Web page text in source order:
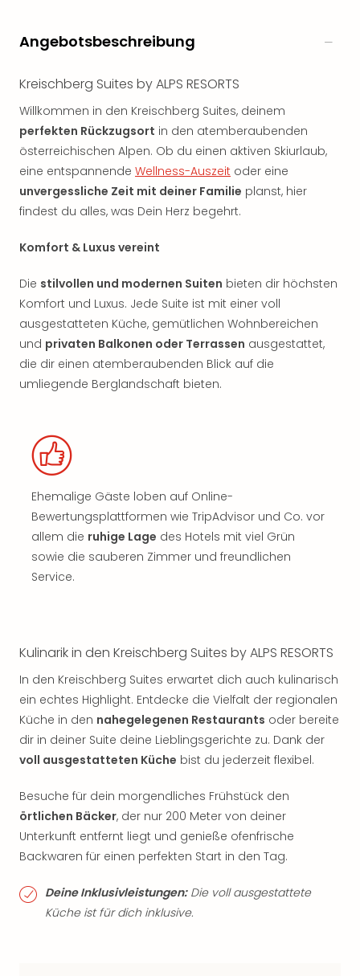
Angebotsbeschreibung
Kreischberg Suites by ALPS RESORTS
Willkommen in den Kreischberg Suites, deinem
perfekten Rückzugsort in den atemberaubenden
österreichischen Alpen. Ob du einen aktiven Skiurlaub,
eine entspannende Wellness-Auszeit oder eine
unvergessliche Zeit mit deiner Familie planst, hier
findest du alles, was Dein Herz begehrt.
Komfort & Luxus vereint
Die stilvollen und modernen Suiten bieten dir höchsten
Komfort und Luxus. Jede Suite ist mit einer voll
ausgestatteten Küche, gemütlichen Wohnbereichen
und privaten Balkonen oder Terrassen ausgestattet,
die dir einen atemberaubenden Blick auf die
umliegende Berglandschaft bieten.
Ehemalige Gäste loben auf Online-
Bewertungsplattformen wie TripAdvisor und Co. vor
allem die ruhige Lage des Hotels mit viel Grün
sowie die sauberen Zimmer und freundlichen
Service.
Kulinarik in den Kreischberg Suites by ALPS RESORTS
In den Kreischberg Suites erwartet dich auch kulinarisch
ein echtes Highlight. Entdecke die Vielfalt der regionalen
Küche in den nahegelegenen Restaurants oder bereite
dir in deiner Suite deine Lieblingsgerichte zu. Dank der
voll ausgestatteten Küche bist du jederzeit flexibel.
Besuche für dein morgendliches Frühstück den
örtlichen Bäcker, der nur 200 Meter von deiner
Unterkunft entfernt liegt und genieße ofenfrische
Backwaren für einen perfekten Start in den Tag.
Deine Inklusivleistungen:Die voll ausgestattete
Küche ist für dich inklusive.